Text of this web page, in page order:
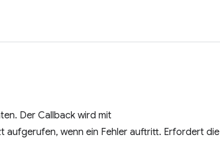
Der Callback wird mit
aufgerufen, wenn ein Fehler auftritt. Erfordert die